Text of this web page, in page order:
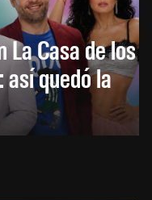
La Casa de los
quedó la